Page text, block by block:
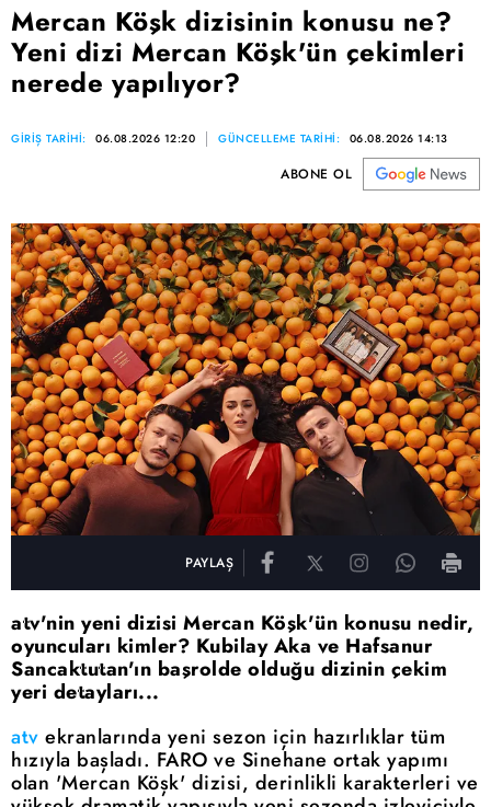
Mercan Köşk dizisinin konusu ne?
Yeni dizi Mercan Köşk'ün çekimleri
nerede yapılıyor?
GİRİŞ TARİHİ: 06.08.2026 12:20 GÜNCELLEME TARİHİ: 06.08.2026 14:13
ABONE OL
PAYLAŞ
atv'nin yeni dizisi Mercan Köşk'ün konusu nedir,
oyuncuları kimler? Kubilay Aka ve Hafsanur
Sancaktutan'ın başrolde olduğu dizinin çekim
yeri detayları...
atv ekranlarında yeni sezon için hazırlıklar tüm
hızıyla başladı. FARO ve Sinehane ortak yapımı
olan 'Mercan Köşk' dizisi, derinlikli karakterleri ve